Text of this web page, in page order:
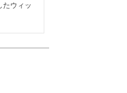
たウィッ